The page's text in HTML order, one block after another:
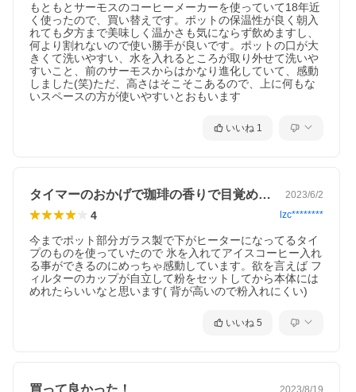
もともとサーモスのコーヒーメーカーを使っていて18年近
く使ったので、買い替えです。ポットの保温性が良く朝入
れても夕方まで美味しく温かさも気にならず飲めますし、
何より割れないので使い勝手が良いです。ポットの口が大
きくて洗いやすい、水を入れるところが取り外せて洗いや
すいこと、前のサーモスからはかなり進化していて、感動
しました(笑)ただ、高さはそこそこあるので、上に何もな
いスペースの方が使いやすいとおもいます
いいね 1
タイマーのおかげで珈琲の香りで目覚めれる 2023/6/2
4 lzc********
今までポット部分ガラス製で下がヒーターになってるタイ
プのものを使っていたので 氷を入れてアイスコーヒー入れ
る事ができるのにめっちゃ感動しています。欲を言えば フ
ィルターのカップが自立して粉をセットしてから本体には
めれたらいいなと思います( 背が高いので粉入れにくい)
いいね 5
2023/8/19